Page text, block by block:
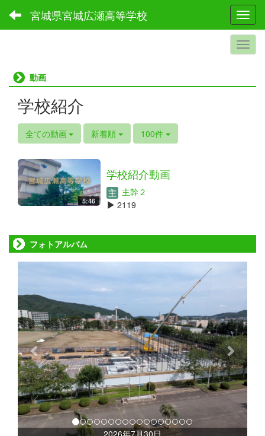
宮城県宮城広瀬高等学校
動画
学校紹介
全ての動画 新着順 100件
5:46
学校紹介動画
主幹２
2119
フォトアルバム
2026年7月30日
e
v
i
o
u
s
t